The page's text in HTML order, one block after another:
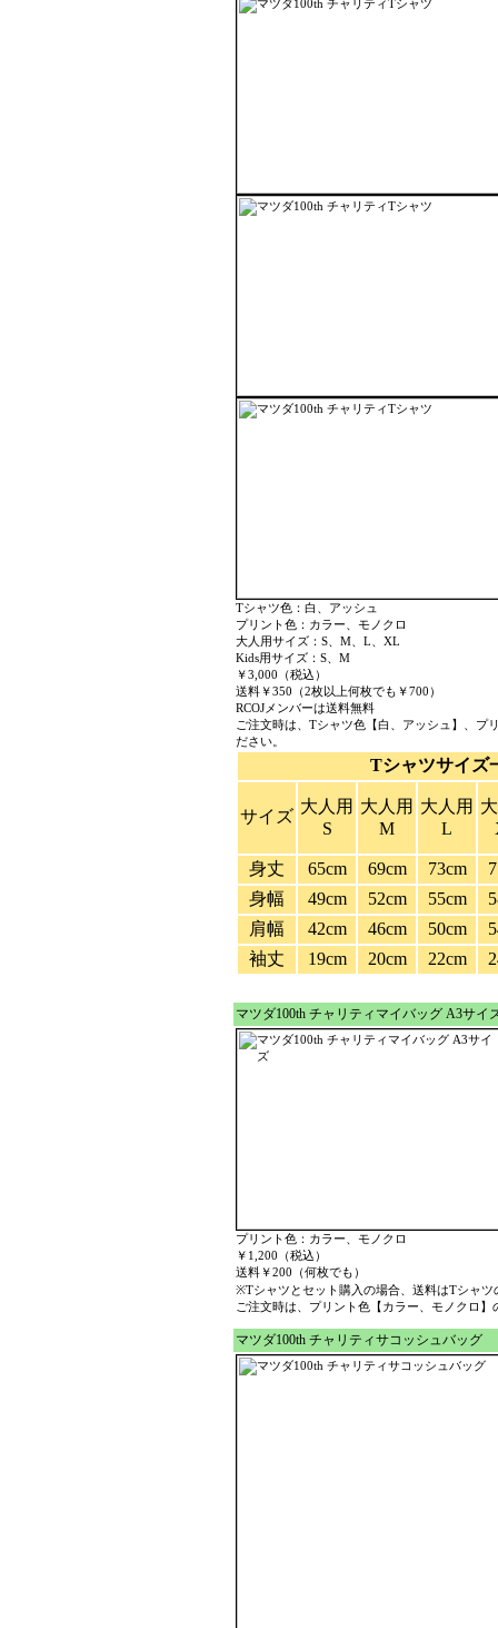
Tシャツ色：白、アッシュ
プリント色：カラー、モノクロ
大人用サイズ：S、M、L、XL
Kids用サイズ：S、M
￥3,000（税込）
送料￥350（2枚以上何枚でも￥700）
RCOJメンバーは送料無料
ご注文時は、Tシャツ色【白、アッシュ】、プ
ださい。
Tシャツサイズ
サイズ
大人用
S
大人用
M
大人用
L
身丈 65cm 69cm 73cm
身幅
49cm 52cm 55cm
肩幅
42cm 46cm 50cm
袖丈
19cm 20cm 22cm
マツダ100th チャリティマイバッグ A3サイ
プリント色：カラー、モノクロ
￥1,200（税込）
送料￥200（何枚でも）
※Tシャツとセット購入の場合、送料はTシャツ
ご注文時は、プリント色【カラー、モノクロ
マツダ100th チャリティサコッシュバッグ